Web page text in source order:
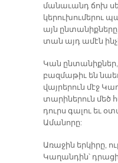
մանաւանդ ճոխ
կերուխումերու
այն
տան այդ ամէն
Կան ընտանիքներ,
բազմաթիւ են
վայրերուն մէջ
տարիներուն մեծ
դուրս գալու եւ
Ամանորը:
Առաջին երկիրը,
Կաղանդին՝